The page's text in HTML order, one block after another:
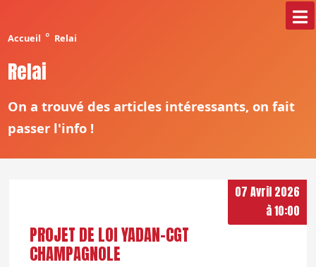
Accueil ° Relai
Relai
On a trouvé des articles intéressants, on fait
passer l'info !
07 Avril 2026
à 10:00
PROJET DE LOI YADAN-CGT
CHAMPAGNOLE